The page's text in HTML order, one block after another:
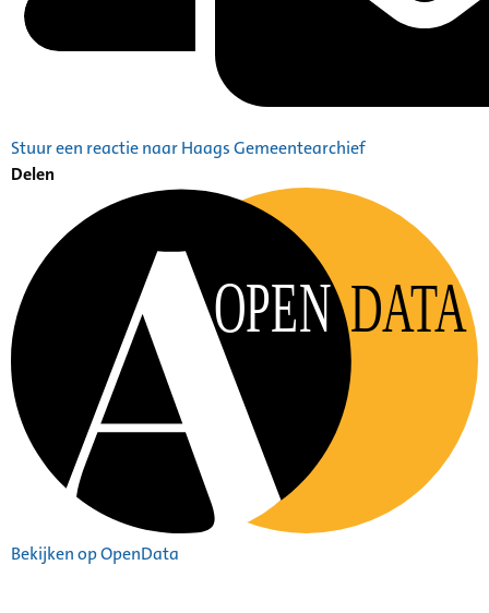
Stuur een reactie naar Haags Gemeentearchief
Delen
OPEN DATA
Bekijken op OpenData